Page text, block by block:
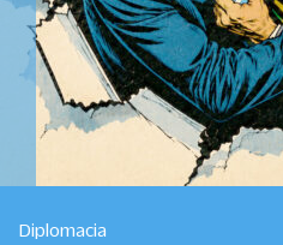
Diplomacia